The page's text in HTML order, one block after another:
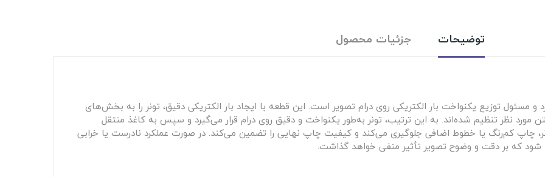
توضیحات جزئیات محصول
مسئول توزیع یکنواخت بار الکتریکی روی درام تصویر است. این قطعه با ایجاد بار الکتریکی دقیق، تونر را به بخش‌های
مورد نظر تنظیم شده‌اند. به این ترتیب، تونر به‌طور یکنواخت و دقیق روی درام قرار می‌گیرد و سپس به کاغذ منتقل
چاپ کم‌رنگ یا خطوط اضافی جلوگیری می‌کند و کیفیت چاپ نهایی را تضمین می‌کند. در صورت عملکرد نادرست یا خرابی
که بر دقت و وضوح تصویر تأثیر منفی خواهد گذاشت.